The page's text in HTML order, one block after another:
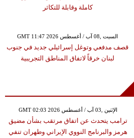
كاملة وقابلة للتكاثر
GMT 11:47 2026 السبت ,08 آب / أغسطس
قصف مدفعي وتوغل إسرائيلي جديد في جنوب
لبنان خرقاً لاتفاق المناطق التجريبية
GMT 02:03 2026 الإثنين ,03 آب / أغسطس
ترامب يتحدث عن اتفاق مرتقب بشأن مضيق
هرمز والبرنامج النووي الإيراني وطهران تنفي